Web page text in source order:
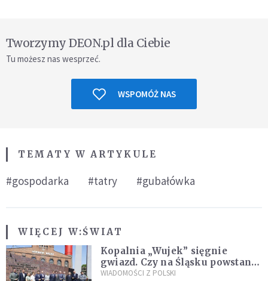
Tworzymy DEON.pl dla Ciebie
Tu możesz nas wesprzeć.
WSPOMÓŻ NAS
TEMATY W ARTYKULE
#gospodarka #tatry #gubałówka
WIĘCEJ W:ŚWIAT
Kopalnia „Wujek” sięgnie
gwiazd. Czy na Śląsku powstanie
„Dolina Krzemowa”?
WIADOMOŚCI Z POLSKI